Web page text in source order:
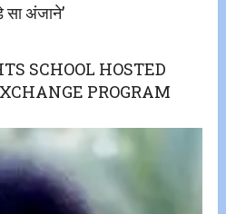
सा अंजाने’
SCHOOL HOSTED
PROGRAM